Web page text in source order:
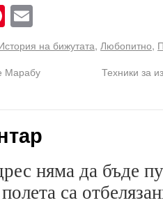
Pinterest
на бижутата, Любопитно,
Марабу Техники за
няма да бъде
са